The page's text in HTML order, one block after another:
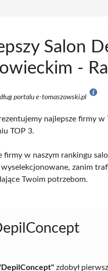
Salon
-
portalu e-tomaszowski.pl
najlepsze firmy
TOP 3.
firmy w naszym rankingu
zanim
Twoim potrzebom.
zdobył